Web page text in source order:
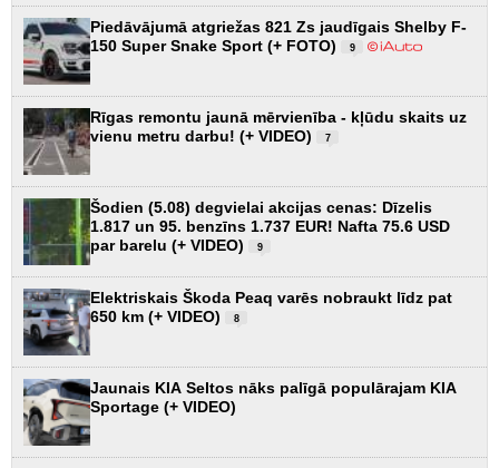
Piedāvājumā atgriežas 821 Zs jaudīgais Shelby F-
150 Super Snake Sport (+ FOTO)
9
Rīgas remontu jaunā mērvienība - kļūdu skaits uz
vienu metru darbu! (+ VIDEO)
7
Šodien (5.08) degvielai akcijas cenas: Dīzelis
1.817 un 95. benzīns 1.737 EUR! Nafta 75.6 USD
par barelu (+ VIDEO)
9
Elektriskais Škoda Peaq varēs nobraukt līdz pat
650 km (+ VIDEO)
8
Jaunais KIA Seltos nāks palīgā populārajam KIA
Sportage (+ VIDEO)